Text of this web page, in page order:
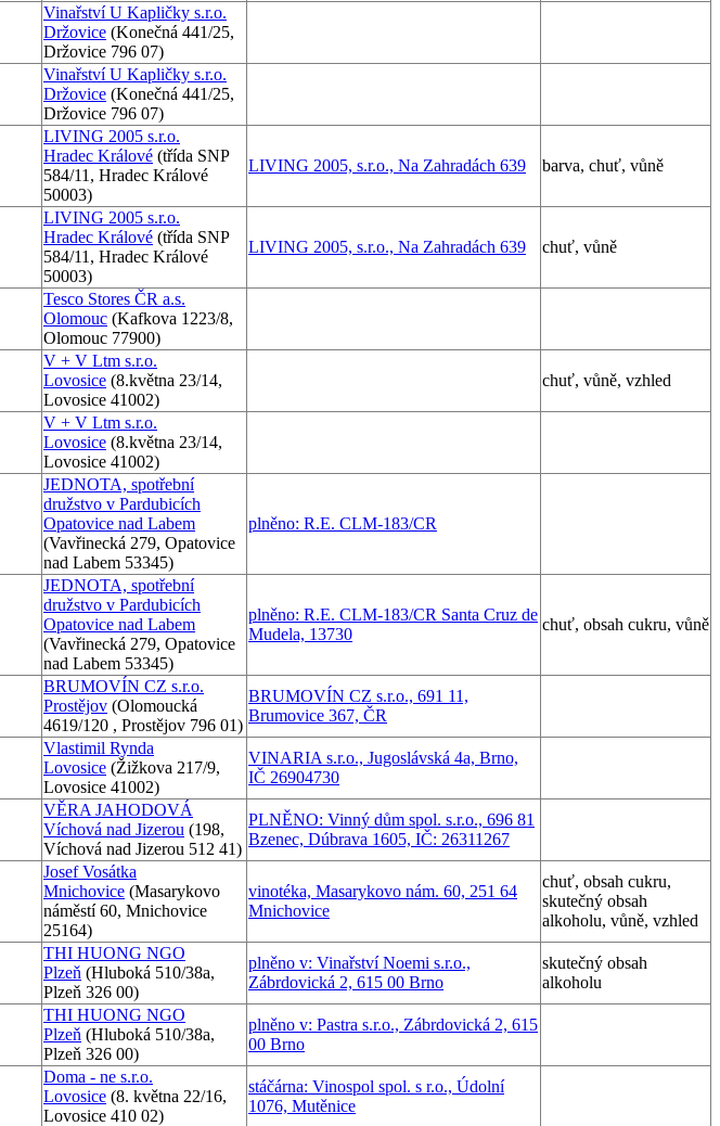
Vinařství U Kapličky s.r.o.
Držovice (Konečná 441/25,
Držovice 796 07)
Vinařství U Kapličky s.r.o.
Držovice (Konečná 441/25,
Držovice 796 07)
LIVING 2005 s.r.o.
Hradec Králové (třída SNP
584/11, Hradec Králové
50003)
LIVING 2005, s.r.o., Na Zahradách 639 barva, chuť, vůně
LIVING 2005 s.r.o.
Hradec Králové (třída SNP
584/11, Hradec Králové
50003)
LIVING 2005, s.r.o., Na Zahradách 639 chuť, vůně
Tesco Stores ČR a.s.
Olomouc (Kafkova 1223/8,
Olomouc 77900)
V + V Ltm s.r.o.
Lovosice (8.května 23/14,
Lovosice 41002)
chuť, vůně, vzhled
V + V Ltm s.r.o.
Lovosice (8.května 23/14,
Lovosice 41002)
JEDNOTA, spotřební
družstvo v Pardubicích
Opatovice nad Labem
(Vavřinecká 279, Opatovice
nad Labem 53345)
plněno: R.E. CLM-183/CR
JEDNOTA, spotřební
družstvo v Pardubicích
Opatovice nad Labem
(Vavřinecká 279, Opatovice
nad Labem 53345)
plněno: R.E. CLM-183/CR Santa Cruz de
Mudela, 13730
chuť, obsah cukru, vůně
BRUMOVÍN CZ s.r.o.
Prostějov (Olomoucká
4619/120 , Prostějov 796 01)
BRUMOVÍN CZ s.r.o., 691 11,
Brumovice 367, ČR
Vlastimil Rynda
Lovosice (Žižkova 217/9,
Lovosice 41002)
VINARIA s.r.o., Jugoslávská 4a, Brno,
IČ 26904730
VĚRA JAHODOVÁ
Víchová nad Jizerou (198,
Víchová nad Jizerou 512 41)
PLNĚNO: Vinný dům spol. s.r.o., 696 81
Bzenec, Dúbrava 1605, IČ: 26311267
Josef Vosátka
Mnichovice (Masarykovo
náměstí 60, Mnichovice
25164)
vinotéka, Masarykovo nám. 60, 251 64
Mnichovice
chuť, obsah cukru,
skutečný obsah
alkoholu, vůně, vzhled
THI HUONG NGO
Plzeň (Hluboká 510/38a,
Plzeň 326 00)
plněno v: Vinařství Noemi s.r.o.,
Zábrdovická 2, 615 00 Brno
skutečný obsah
alkoholu
THI HUONG NGO
Plzeň (Hluboká 510/38a,
Plzeň 326 00)
plněno v: Pastra s.r.o., Zábrdovická 2, 615
00 Brno
Doma - ne s.r.o.
Lovosice (8. května 22/16,
Lovosice 410 02)
stáčárna: Vinospol spol. s r.o., Údolní
1076, Mutěnice